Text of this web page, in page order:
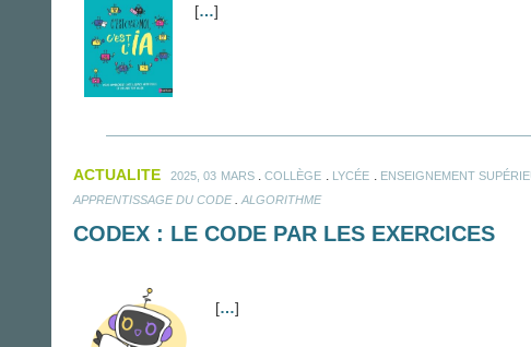
[…]
ACTUALITE 2025, 03 MARS.COLLÈGE LYCÉE ENSEIGNEMENT
APPRENTISSAGE DU CODE. ALGORITHME
CODEX : LE CODE PAR LES EXERCICES
[…]